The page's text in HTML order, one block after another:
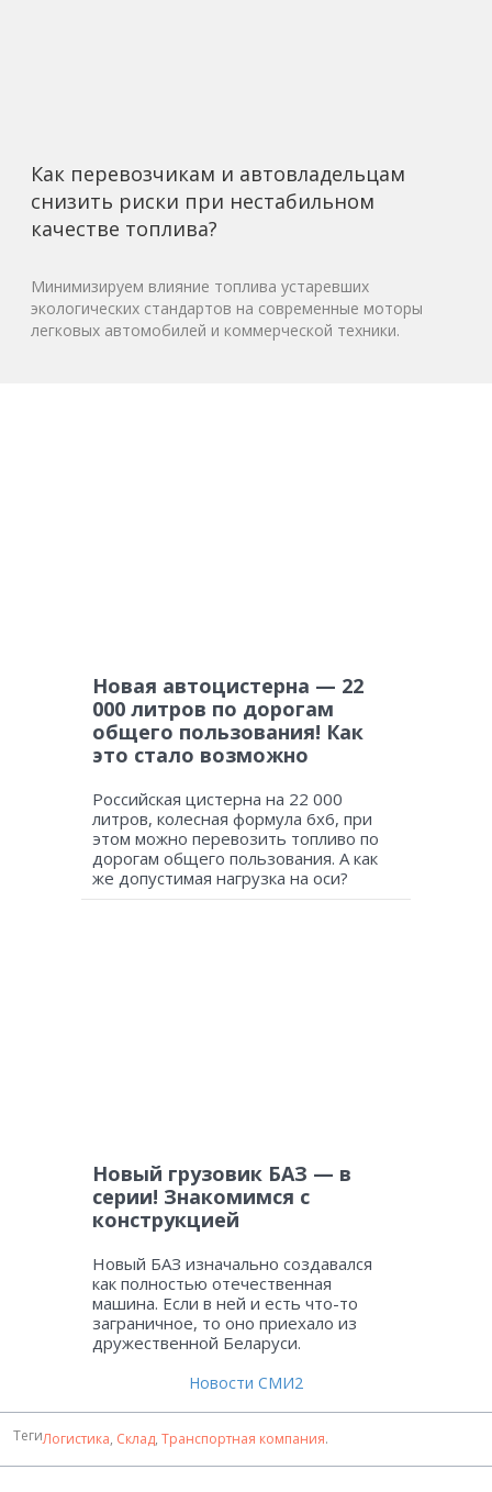
Как перевозчикам и автовладельцам
снизить риски при нестабильном
качестве топлива?
Минимизируем влияние топлива устаревших
экологических стандартов на современные моторы
легковых автомобилей и коммерческой техники.
Новая автоцистерна — 22
000 литров по дорогам
общего пользования! Как
это стало возможно
Российская цистерна на 22 000
литров, колесная формула 6х6, при
этом можно перевозить топливо по
дорогам общего пользования. А как
же допустимая нагрузка на оси?
Новый грузовик БАЗ — в
серии! Знакомимся с
конструкцией
Новый БАЗ изначально создавался
как полностью отечественная
машина. Если в ней и есть что-то
заграничное, то оно приехало из
дружественной Беларуси.
Новости СМИ2
ТегиЛогистика, Склад, Транспортная компания.